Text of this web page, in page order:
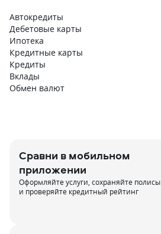
Автокредиты
Дебетовые карты
Ипотека
Кредитные карты
Кредиты
Вклады
Обмен валют
Сравни в мобильном
приложении
Оформляйте услуги, сохраняйте полисы
и проверяйте кредитный рейтинг